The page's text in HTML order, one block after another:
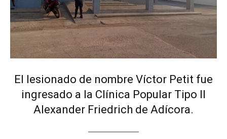
El lesionado de nombre Víctor Petit fue
ingresado a la Clínica Popular Tipo II
Alexander Friedrich de Adícora.